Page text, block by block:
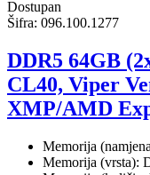
Dostupan
Šifra: 096.100.1277
DDR5 64GB
CL40, Viper
XMP/AMD
Memorija
Memorija (vrsta):